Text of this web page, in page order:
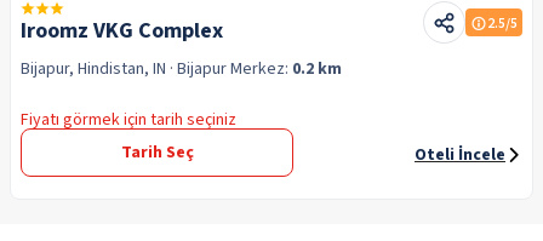
Iroomz VKG Complex 2.5/5
Bijapur, Hindistan, IN · BijapurMerkez: 0.2 km
Fiyatı görmek için tarih seçiniz
Tarih Seç
Oteli İncele